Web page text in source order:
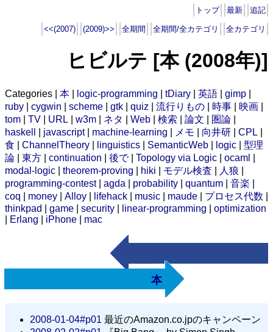
トップ 最新 追記
<<(2007) (2009)>> 全期間 全期間/全カテゴリ 全カテゴリ
ヒビルテ [本 (2008年)]
Categories | 本 logic-programming tDiary 英語 gimp
ruby
cygwin scheme gtk quiz 流行りもの 時事 映画
tom
TV URL w3m ネタ Web 検索 論文 圏論
haskell
javascript| machine-learning メモ 向井研 CPL
食
ChannelTheory linguistics SemanticWeb logic
型理
論
東方 continuation 後で| Topology via Logic ocaml
modal-logic
theorem-proving hiki モデル検査 人狼
programming-contest| agda probability quantum 音楽
coq
money Alloy lifehack music maude プロセス代数
thinkpad
game security linear-programming
optimization
Erlang iPhone mac
本
2008-01-04#p01 最近のAmazon.co.jpのキャンペーン